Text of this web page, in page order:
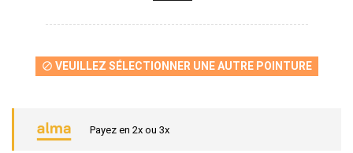
 VEUILLEZ SÉLECTIONNER UNE AUTRE POINTURE
Payez en 2x ou 3x